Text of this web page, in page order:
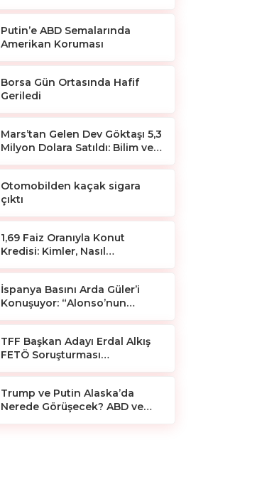
Putin’e ABD Semalarında
Amerikan Koruması
Borsa Gün Ortasında Hafif
Geriledi
Mars’tan Gelen Dev Göktaşı 5,3
Milyon Dolara Satıldı: Bilim ve
Otomobilden kaçak sigara
çıktı
1,69 Faiz Oranıyla Konut
Kredisi: Kimler, Nasıl
İspanya Basını Arda Güler’i
Konuşuyor: “Alonso’nun
TFF Başkan Adayı Erdal Alkış
FETÖ Soruşturması
Trump ve Putin Alaska’da
Nerede Görüşecek? ABD ve